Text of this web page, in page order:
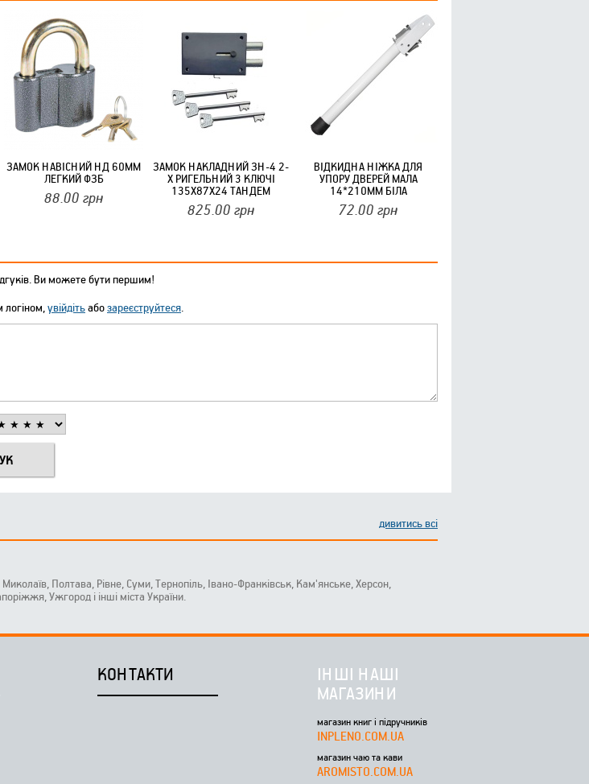
УП) ОФФ 82 ПАННОЧКА
УП) ОФФ 82 ПАННОЧКА
ЗАМОК НАВІСНИЙ НД 60ММ
ЛЕГКИЙ ФЗБ
88.00 грн
ЗАМОК НАКЛАДНИЙ ЗН-4 2-
Х РИГЕЛЬНИЙ 3 КЛЮЧІ
135Х87Х24 ТАНДЕМ
825.00 грн
ВІДКИДНА НІЖКА ДЛЯ
УПОРУ ДВЕРЕЙ МАЛА
14*210ММ БІЛА
72.00 грн
Ви можете бути першим!
логіном,увійдітьабозареєструйтеся.
дивитись всі
Полтава, Рівне, Суми, Тернопіль, Івано-Франківськ, Кам'янське, Херсон,
Ужгород і інші міста України.
КОНТАКТИ
ІНШІ НАШІ
МАГАЗИНИ
магазин книг і підручників
INPLENO.COM.UA
магазин чаю та кави
AROMISTO.COM.UA